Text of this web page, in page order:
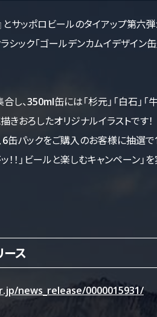
サッポロビールのタイアップ第六
シック「ゴールデンカムイデザイ
し、350ml缶には「杉元」「白石」「
おろしたオリジナルイラストです！
缶パックをご購入のお客様に抽選
！」ビールと楽しむキャンペーン」を
ース
news_release/0000015931/